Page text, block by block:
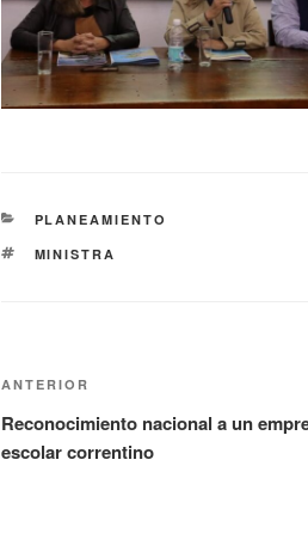
PLANEAMIENTO
MINISTRA
ANTERIOR
Reconocimiento nacional a un
escolar correntino